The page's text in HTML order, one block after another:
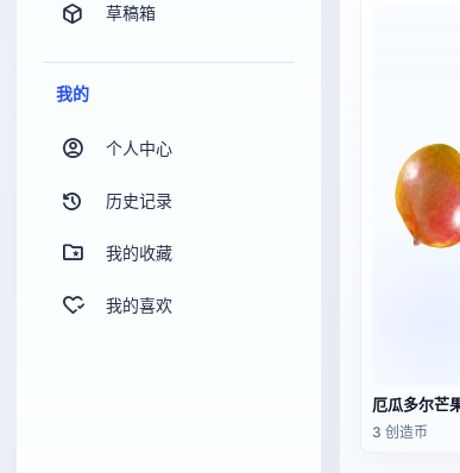
草稿箱
我的
个人中心
历史记录
我的收藏
我的喜欢
厄瓜多尔芒
3 创造币